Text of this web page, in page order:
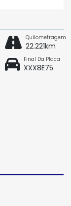
Quilometragem
22.221km
Final Da Placa
XXX8E75